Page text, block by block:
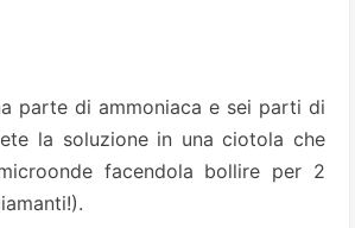
parte di ammoniaca e sei parti di
la soluzione in una ciotola che
facendola bollire per 2